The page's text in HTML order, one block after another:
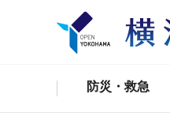
防災・救急